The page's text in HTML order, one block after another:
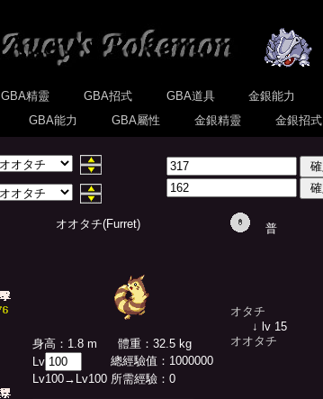
GBA精靈 GBA招式 GBA道具 金銀能力
GBA能力 GBA屬性 金銀精靈 金銀招式
オオタチ(Furret) 普
身高：1.8 m
體重：32.5 kg
Lv
總經驗值 ： 1000000
Lv100→Lv100 所需經驗： 0
オタチ
↓ lv 15
オオタチ